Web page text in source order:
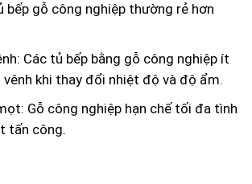
bếp gỗ công nghiệp thường rẻ hơn
Các tủ bếp bằng gỗ công nghiệp ít
khi thay đổi nhiệt độ và độ ẩm.
Gỗ công nghiệp hạn chế tối đa tình
tấn công.